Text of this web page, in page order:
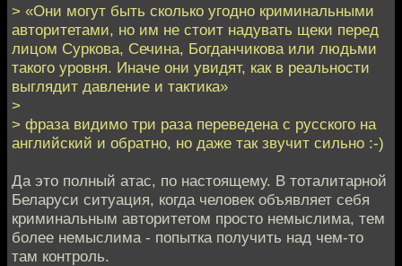
> «Они могут быть сколько угодно криминальными
авторитетами, но им не стоит надувать щеки перед
лицом Суркова, Сечина, Богданчикова или людьми
такого уровня. Иначе они увидят, как в реальности
выглядит давление и тактика»
>
> фраза видимо три раза переведена с русского на
английский и обратно, но даже так звучит сильно :-)
Да это полный атас, по настоящему. В тоталитарной
Беларуси ситуация, когда человек объявляет себя
криминальным авторитетом просто немыслима, тем
более немыслима - попытка получить над чем-то
там контроль.